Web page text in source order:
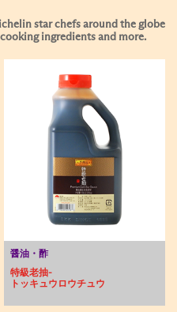
star chefs around the globe
ingredients and more.
醤油・酢
特級老抽-
トッキュウロウチュウ